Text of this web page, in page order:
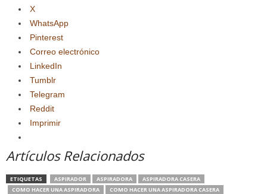
X
WhatsApp
Pinterest
Correo electrónico
LinkedIn
Tumblr
Telegram
Reddit
Imprimir
Artículos Relacionados
ETIQUETAS ASPIRADOR ASPIRADORA
ASPIRADORA CASERA
COMO HACER UNA ASPIRADORA
COMO HACER UNA ASPIRADORA CASERA